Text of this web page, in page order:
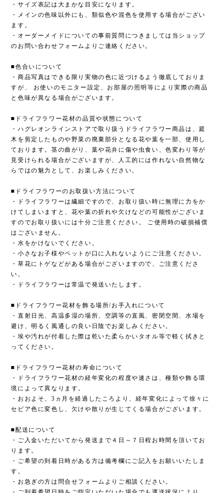
・サイズ表記は大まかな目安になります。
・メインの色味以外にも、類似色や混色を使用する場合がござい
ます。
・オーダーメイドについての事前質問につきましては当ショップ
のお問い合わせフォームよりご連絡ください。
■色合いについて
・商品写真はできる限り実物の色に近づけるよう徹底しておりま
すが、 お使いのモニター設定、お部屋の照明等により実際の商品
と色味が異なる場合がございます。
■ドライフラワー花材の品質や状態について
・ハグレオンラインストアで取り扱うドライフラワー商品は、庭
木を剪定したものや野菜の廃棄部分となる花や葉を一部、使用し
ております。茎の曲がり、葉や花弁に傷や虫食い、色変わり等が
見受けられる場合がございますが、人工的には作れない自然物な
らではの魅力として、お楽しみください。
■ドライフラワーのお取扱い方法について
・ドライフラワーは繊細ですので、お取り扱い時に無理に力をか
けてしまいますと、花や葉の折れや欠けなどの可能性がございま
すのでお取り扱いには十分ご注意ください。 ご使用時の破損補償
はございません。
・水をかけないでください。
・小さなお子様やペットが口に入れないようにご注意ください。
・草花にトゲなどがある場合がございますので、ご注意くださ
い。
・ドライフラワーは常温で発送いたします。
■ドライフラワー花材を飾る場所/お手入れについて
・直射日光、高温多湿の場所、空調等の直風、密閉空間、水場を
避け、明るく風通しの良い日陰でお楽しみください。
・埃や汚れが付着した際は乾いた柔らかいタオル等で軽く拭きと
ってください。
■ドライフラワー花材の寿命について
・ドライフラワー花材の経年変化の程度や速さは、種類や飾る環
境によって異なります。
・おおよそ、3ヵ月を経過したころより、経年変化によって徐々に
セピア色に変色し、欠けや散りが生じてくる場合がございます。
■配送について
・ご入金いただいてから発送まで４日～７日程お時間を頂いてお
ります。
・ご希望の到着日時がある方は備考欄にご記入をお願いいたしま
す。
・お急ぎの方は問合せフォームよりご相談ください。